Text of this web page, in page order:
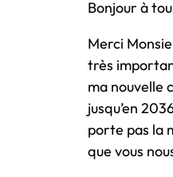
Bonjour à
Merci
très
ma nouvelle
jusqu’en
porte pas la
que vous